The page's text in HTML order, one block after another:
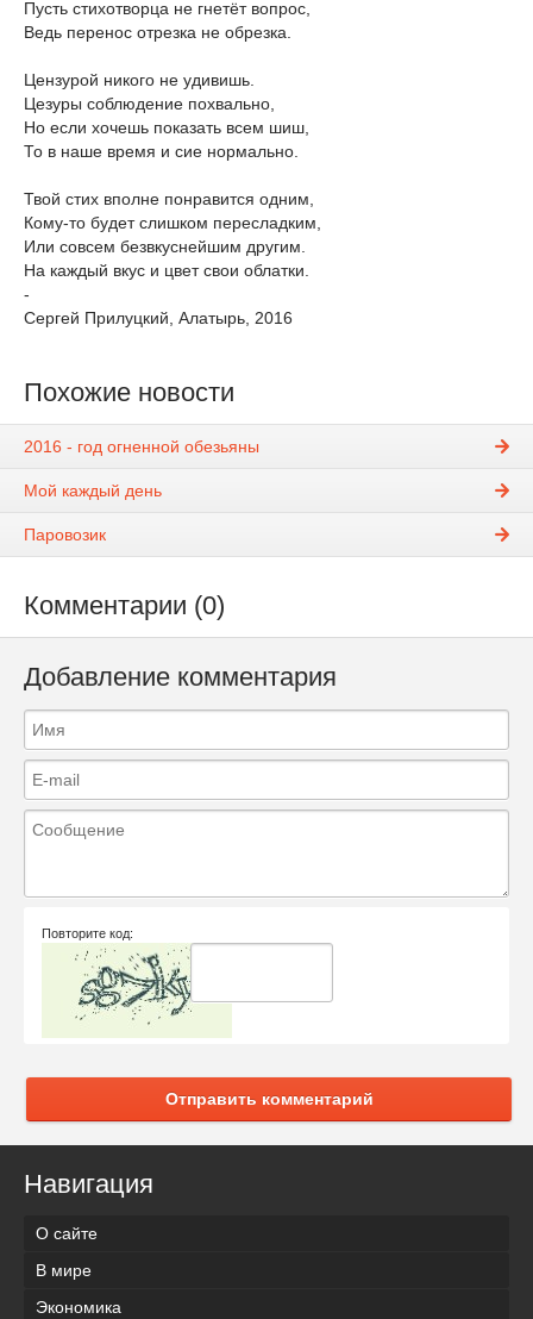
Пусть стихотворца не гнетёт вопрос,
Ведь перенос отрезка не обрезка.
Цензурой никого не удивишь.
Цезуры соблюдение похвально,
Но если хочешь показать всем шиш,
То в наше время и сие нормально.
Твой стих вполне понравится одним,
Кому-то будет слишком пересладким,
Или совсем безвкуснейшим другим.
На каждый вкус и цвет свои облатки.
-
Сергей Прилуцкий, Алатырь, 2016
Похожие новости
2016 - год огненной обезьяны
Мой каждый день
Паровозик
Комментарии (0)
Добавление комментария
Повторите код:
Отправить комментарий
Навигация
О сайте
В мире
Экономика